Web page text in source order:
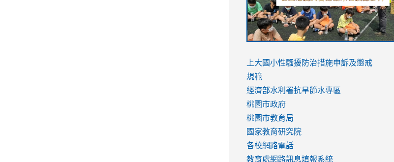
to
https://www.youtube.com/watch?
v=hC_gdZndU9s
to
https://www.youtube.com/watch?
v=hC_gdZndU9s
link
to
https://www.youtube.com/watch?
v=mfpNykQ0g4M
上大國小性騷擾防治措施申訴及懲戒
規範
經濟部水利署抗旱節水專區
桃園市政府
桃園市教育局
國家教育研究院
各校網路電話
教育處網路訊息填報系統